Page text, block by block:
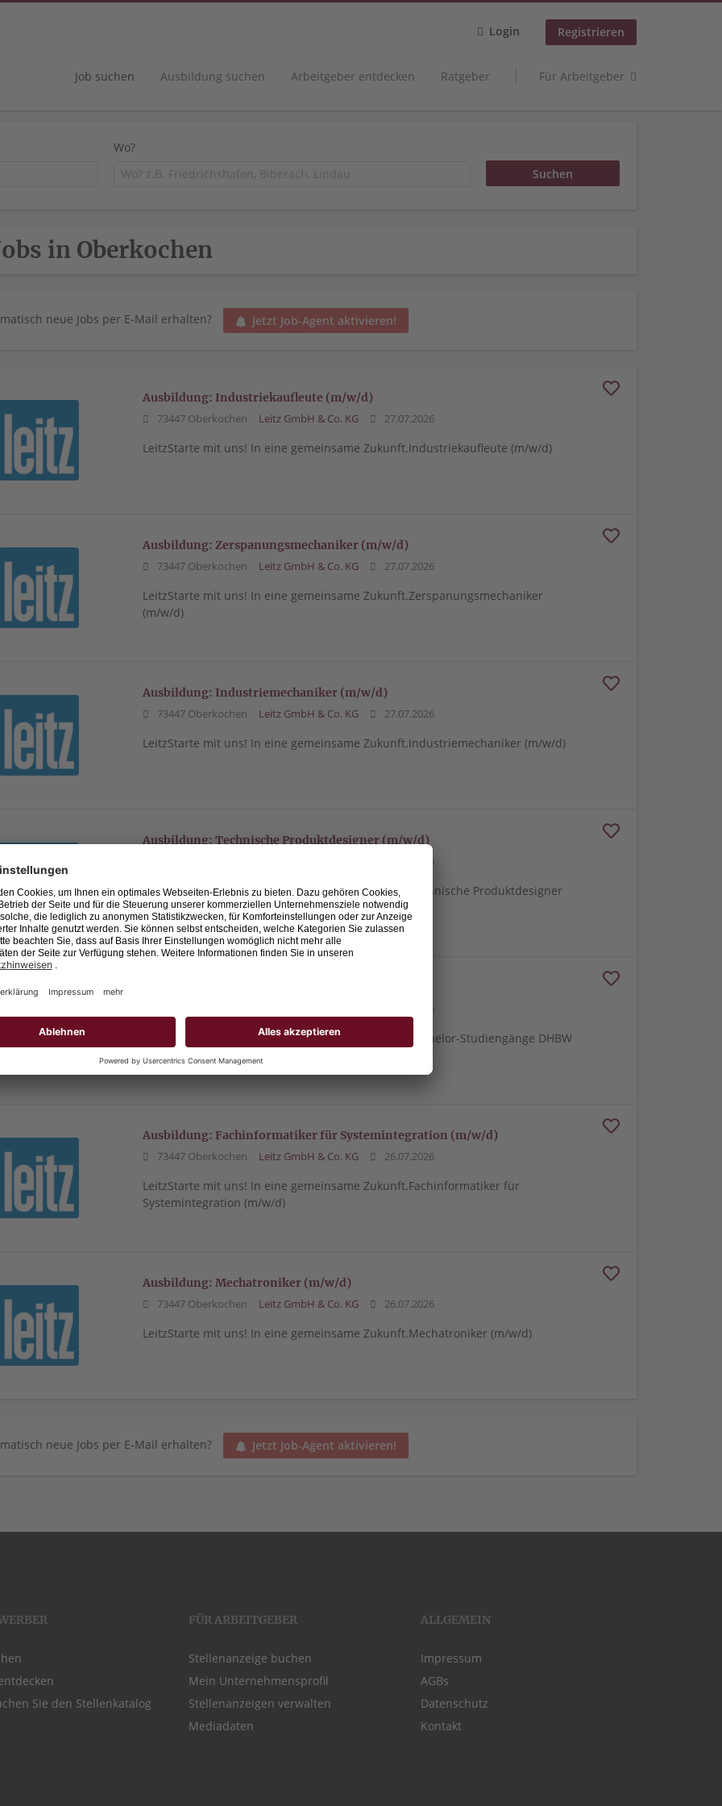
Login Registrieren
Job suchen Ausbildung suchen Arbeitgeber entdecken Ratgeber Für Arbeitgeber
Wo?
in Oberkochen
neue Jobs per E-Mail erhalten? Jetzt Job-Agent aktivieren!
Ausbildung: Industriekaufleute (m/w/d)
73447 Oberkochen Leitz GmbH & Co. KG 27.07.2026
LeitzStarte mit uns! In eine gemeinsame Zukunft.Industriekaufleute (m/w/d)
Ausbildung: Zerspanungsmechaniker (m/w/d)
73447 Oberkochen Leitz GmbH & Co. KG 27.07.2026
LeitzStarte mit uns! In eine gemeinsame Zukunft.Zerspanungsmechaniker
(m/w/d)
Ausbildung: Industriemechaniker (m/w/d)
73447 Oberkochen Leitz GmbH & Co. KG 27.07.2026
LeitzStarte mit uns! In eine gemeinsame Zukunft.Industriemechaniker (m/w/d)
Ausbildung: Technische Produktdesigner (m/w/d)
26.07.2026
LeitzStarte mit uns! In eine gemeinsame Zukunft.Technische Produktdesigner
(m/w/d)
26.07.2026
LeitzStarte mit uns! In eine gemeinsame Zukunft.Bachelor-Studiengänge DHBW
Ausbildung: Fachinformatiker für Systemintegration (m/w/d)
73447 Oberkochen Leitz GmbH & Co. KG 26.07.2026
LeitzStarte mit uns! In eine gemeinsame Zukunft.Fachinformatiker für
Systemintegration (m/w/d)
Ausbildung: Mechatroniker (m/w/d)
73447 Oberkochen Leitz GmbH & Co. KG 26.07.2026
LeitzStarte mit uns! In eine gemeinsame Zukunft.Mechatroniker (m/w/d)
neue Jobs per E-Mail erhalten? Jetzt Job-Agent aktivieren!
Sie den Stellenkatalog
FÜR ARBEITGEBER
Stellenanzeige buchen
Mein Unternehmensprofil
Stellenanzeigen verwalten
Mediadaten
ALLGEMEIN
Impressum
AGBs
Datenschutz
Kontakt